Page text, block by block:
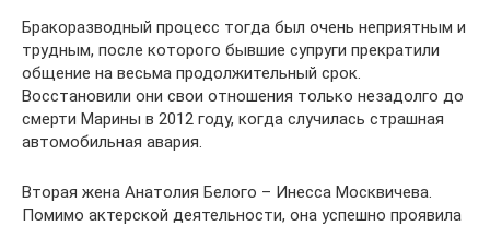
Бракоразводный процесс тогда был очень неприятным и
трудным, после которого бывшие супруги прекратили
общение на весьма продолжительный срок.
Восстановили они свои отношения только незадолго до
смерти Марины в 2012 году, когда случилась страшная
автомобильная авария.
Вторая жена Анатолия Белого – Инесса Москвичева.
Помимо актерской деятельности, она успешно проявила